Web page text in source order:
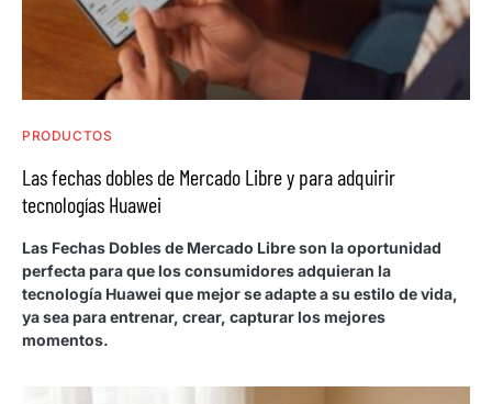
PRODUCTOS
Las fechas dobles de Mercado Libre y para adquirir
tecnologías Huawei
Las Fechas Dobles de Mercado Libre son la oportunidad
perfecta para que los consumidores adquieran la
tecnología Huawei que mejor se adapte a su estilo de vida,
ya sea para entrenar, crear, capturar los mejores
momentos.